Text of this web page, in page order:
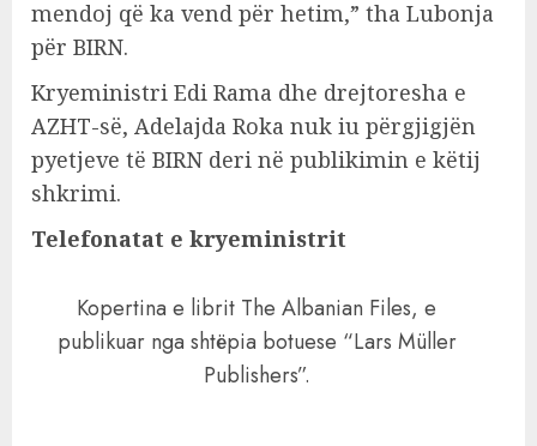
mendoj që ka vend për hetim,” tha Lubonja
për BIRN.
Kryeministri Edi Rama dhe drejtoresha e
AZHT-së, Adelajda Roka nuk iu përgjigjën
pyetjeve të BIRN deri në publikimin e këtij
shkrimi.
Telefonatat e kryeministrit
Kopertina e librit The Albanian Files, e
publikuar nga shtëpia botuese “Lars Müller
Publishers”.